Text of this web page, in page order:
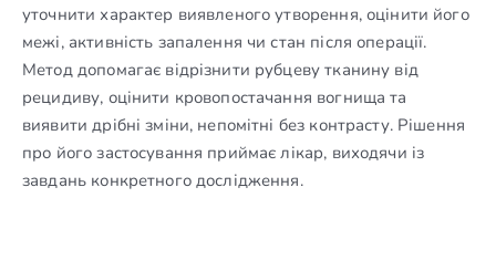
уточнити характер виявленого утворення, оцінити його
межі, активність запалення чи стан після операції.
Метод допомагає відрізнити рубцеву тканину від
рецидиву, оцінити кровопостачання вогнища та
виявити дрібні зміни, непомітні без контрасту. Рішення
про його застосування приймає лікар, виходячи із
завдань конкретного дослідження.